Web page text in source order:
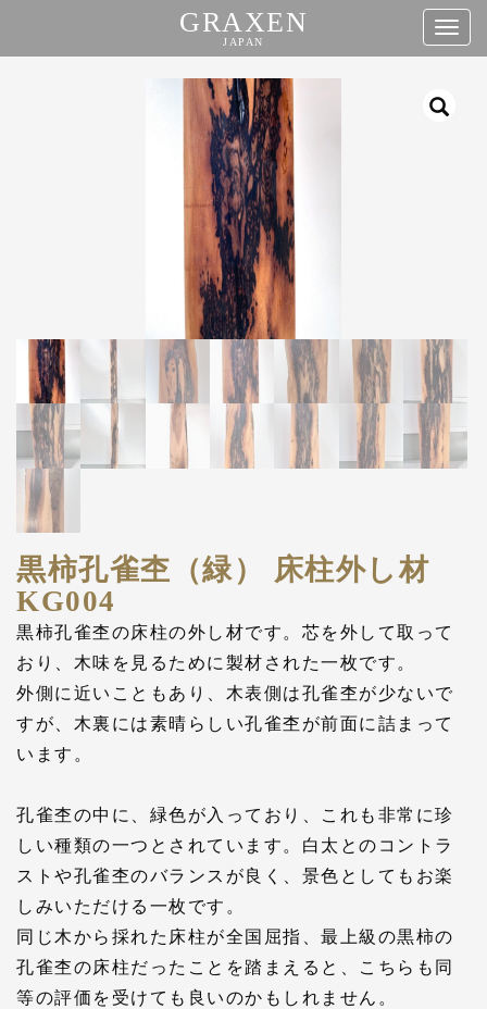
GRAXEN
JAPAN
タ
黒柿孔雀杢（緑） 床柱外し材
KG004
黒柿孔雀杢の床柱の外し材です。芯を外して取って
おり、木味を見るために製材された一枚です。
外側に近いこともあり、木表側は孔雀杢が少ないで
すが、木裏には素晴らしい孔雀杢が前面に詰まって
います。
孔雀杢の中に、緑色が入っており、これも非常に珍
しい種類の一つとされています。白太とのコントラ
ストや孔雀杢のバランスが良く、景色としてもお楽
しみいただける一枚です。
同じ木から採れた床柱が全国屈指、最上級の黒柿の
孔雀杢の床柱だったことを踏まえると、こちらも同
等の評価を受けても良いのかもしれません。